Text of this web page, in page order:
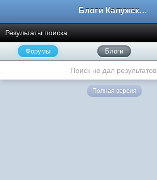
Блоги Калужского перекрестка
Результаты поиска
Форумы Блоги
Поиск не дал результатов.
Полная версия